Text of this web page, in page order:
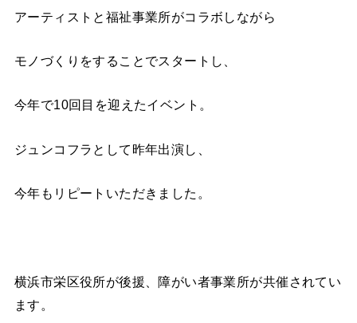
アーティストと福祉事業所がコラボしながら
モノづくりをすることでスタートし、
今年で10回目を迎えたイベント。
ジュンコフラとして昨年出演し、
今年もリピートいただきました。
横浜市栄区役所が後援、障がい者事業所が共催されてい
ます。